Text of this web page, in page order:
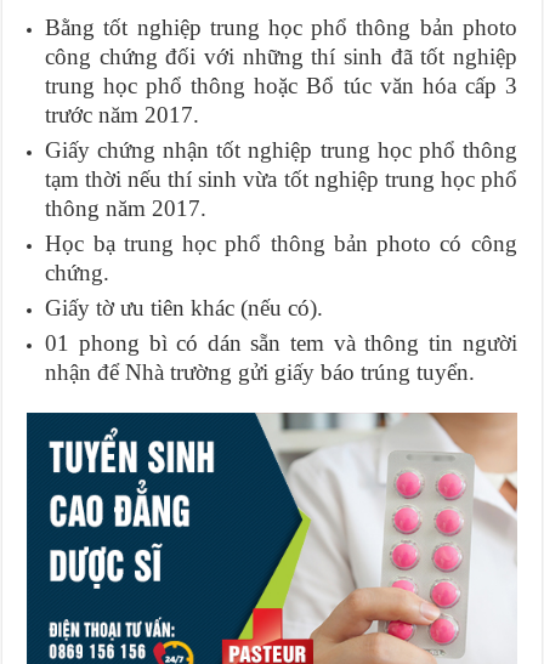
Bằng tốt nghiệp trung học phổ thông bản photo
công chứng đối với những thí sinh đã tốt nghiệp
trung học phổ thông hoặc Bổ túc văn hóa cấp 3
trước năm 2017.
Giấy chứng nhận tốt nghiệp trung học phổ thông
tạm thời nếu thí sinh vừa tốt nghiệp trung học phổ
thông năm 2017.
Học bạ trung học phổ thông bản photo có công
chứng.
Giấy tờ ưu tiên khác (nếu có).
01 phong bì có dán sẵn tem và thông tin người
nhận để Nhà trường gửi giấy báo trúng tuyển.